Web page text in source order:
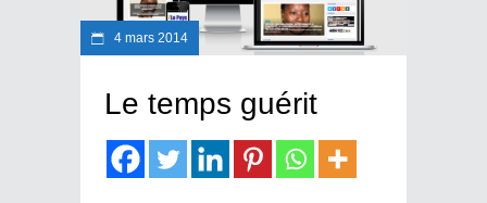
4 mars 2014
Le temps guérit